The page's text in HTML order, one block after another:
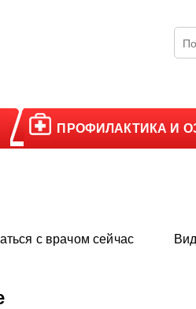
ПРОФИЛАКТИКА И
с врачом сейчас